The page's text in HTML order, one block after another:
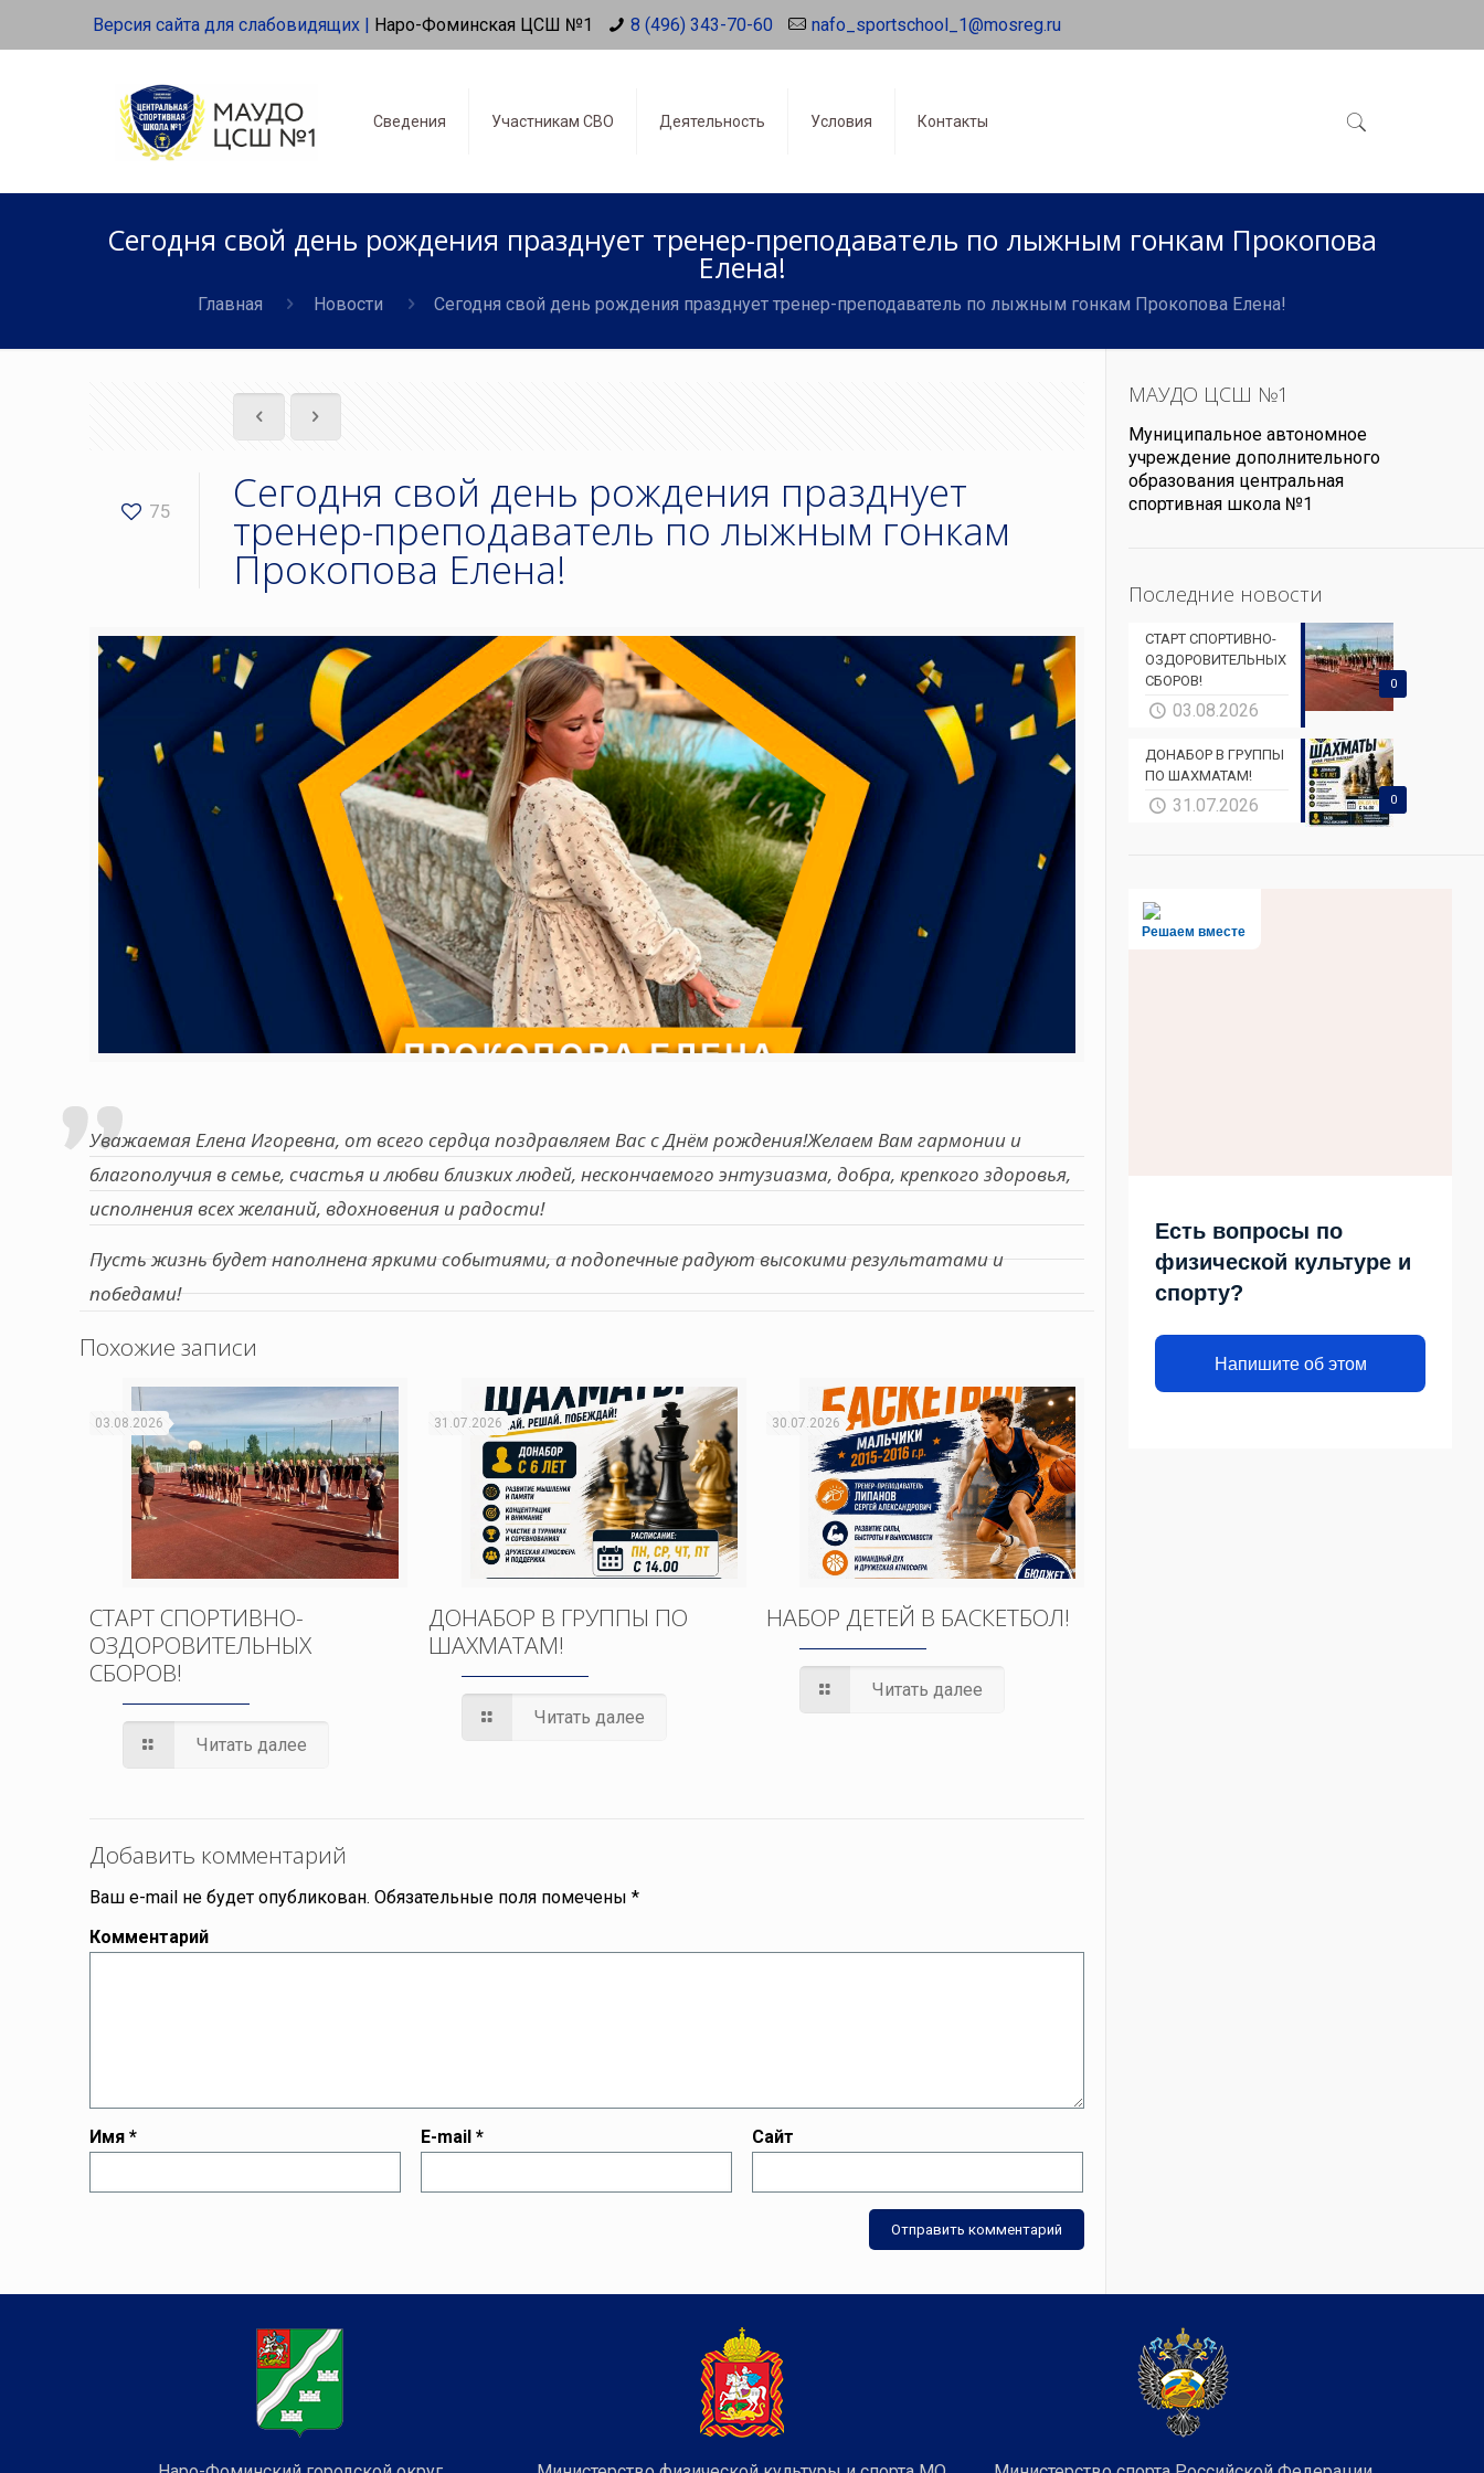
Версия сайта для слабовидящих | Наро-Фоминская ЦСШ №1 8 (496) 343-70-60 nafo_sportschool_1@mosreg.ru
Сведения Участникам СВО Деятельность Условия Контакты
Сегодня свой день рождения празднует тренер-преподаватель по лыжным гонкам Прокопова
Елена!
Главная Новости Сегодня свой день рождения празднует тренер-преподаватель по лыжным гонкам Прокопова Елена!
75 Сегодня свой день рождения празднует
тренер-преподаватель по лыжным гонкам
Прокопова Елена!
Уважаемая Елена Игоревна, от всего сердца поздравляем Вас с Днём рождения!Желаем Вам гармонии и
благополучия в семье, счастья и любви близких людей, нескончаемого энтузиазма, добра, крепкого здоровья,
исполнения всех желаний, вдохновения и радости!
Пусть жизнь будет наполнена яркими событиями, а подопечные радуют высокими результатами и
победами!
Похожие записи
03.08.2026
СТАРТ СПОРТИВНО-
ОЗДОРОВИТЕЛЬНЫХ
СБОРОВ!
Читать далее
31.07.2026
ДОНАБОР В ГРУППЫ ПО
ШАХМАТАМ!
Читать далее
30.07.2026
НАБОР ДЕТЕЙ В БАСКЕТБОЛ!
Читать далее
Добавить комментарий
Ваш e-mail не будет опубликован. Обязательные поля помечены*
Комментарий
Имя* E-mail* Сайт
МАУДО ЦСШ №1
Муниципальное автономное
учреждение дополнительного
образования центральная
спортивная школа №1
Последние новости
0
СТАРТ СПОРТИВНО-
ОЗДОРОВИТЕЛЬНЫХ
СБОРОВ!
03.08.2026
0
ДОНАБОР В ГРУППЫ
ПО ШАХМАТАМ!
31.07.2026
Решаем вместе
Есть вопросы по
физической культуре и
спорту?
Напишите об этом